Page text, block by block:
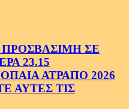
ΣΕ
23.15
ΑΤΡΑΠΟ 2026
ΑΥΤΕΣ ΤΙΣ